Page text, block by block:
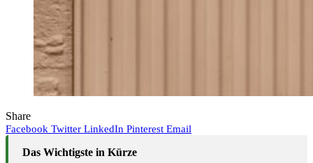
Share
Facebook Twitter LinkedIn Pinterest Email
Das Wichtigste in Kürze